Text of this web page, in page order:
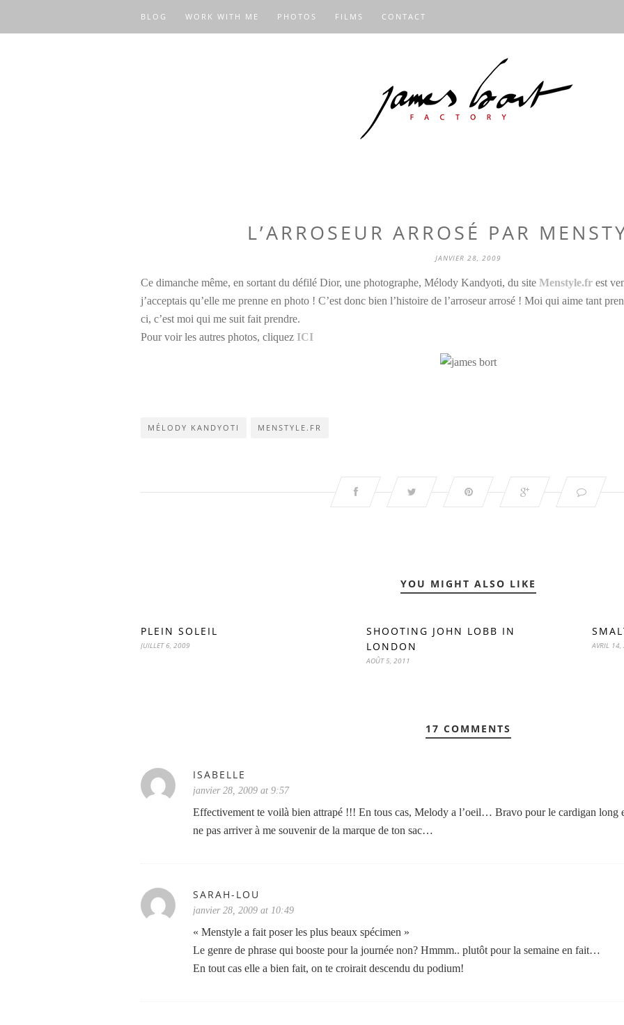
BLOG WORK WITH ME PHOTOS FILMS CONTACT
L’ARROSEUR ARROSÉ PAR
JANVIER 28, 2009
Ce dimanche même, en sortant du défilé Dior, une photographe, Mélody Kandyoti, du site Menstyle.fr est
j’acceptais qu’elle me prenne en photo ! C’est donc bien l’histoire de l’arroseur arrosé ! Moi qui aime tant
ci, c’est moi qui me suit fait prendre.
Pour voir les autres photos, cliquez ICI
MÉLODY KANDYOTI MENSTYLE.FR
YOU MIGHT ALSO LIKE
PLEIN SOLEIL
JUILLET 6, 2009
SHOOTING JOHN LOBB IN
LONDON
AOÛT 5, 2011
AVRIL
17 COMMENTS
ISABELLE
janvier 28, 2009 at 9:57
Effectivement te voilà bien attrapé !!! En tous cas, Melody a l’oeil… Bravo pour le cardigan long
ne pas arriver à me souvenir de la marque de ton sac…
SARAH-LOU
janvier 28, 2009 at 10:49
« Menstyle a fait poser les plus beaux spécimen »
Le genre de phrase qui booste pour la journée non? Hmmm.. plutôt pour la semaine en fait…
En tout cas elle a bien fait, on te croirait descendu du podium!